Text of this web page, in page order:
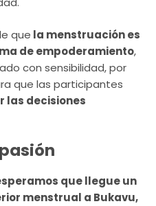
que la menstruación es
de empoderamiento,
con sensibilidad, por
que las participantes
las decisiones
que llegue un
menstrual a Bukavu,